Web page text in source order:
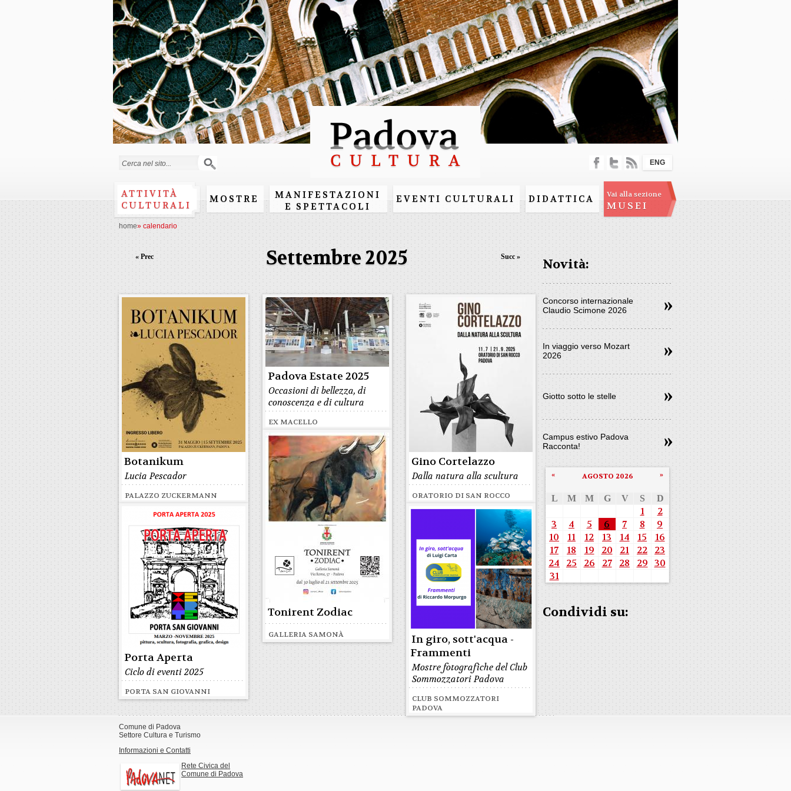
Salta al
contenuto
principale
Form di ricerca
ATTIVITÀ
CULTURALI
MOSTRE
MANIFESTAZIONI
E SPETTACOLI
EVENTI CULTURALI DIDATTICA Vai alla sezione
MUSEI
ENG
home» calendario
Settembre 2025
« Prec Succ »
Botanikum
Lucia Pescador
PALAZZO ZUCKERMANN
Padova Estate 2025
Occasioni di bellezza, di
conoscenza e di cultura
EX MACELLO
Gino Cortelazzo
Dalla natura alla scultura
ORATORIO DI SAN ROCCO
Tonirent Zodiac
GALLERIA SAMONÀ
Porta Aperta
Ciclo di eventi 2025
PORTA SAN GIOVANNI
In giro, sott'acqua -
Frammenti
Mostre fotografiche del Club
Sommozzatori Padova
CLUB SOMMOZZATORI
PADOVA
Novità:
Concorso internazionale
Claudio Scimone 2026
In viaggio verso Mozart
2026
Giotto sotto le stelle
Campus estivo Padova
Racconta!
AGOSTO 2026
« »
L M M G V S D
1
2
3
4 5 6 7 8
9
10
11 12 13 14 15
16
17
18 19 20 21 22
23
24
25 26 27 28 29 30
31
Condividi su:
Comune di Padova
Settore Cultura e Turismo
Informazioni e Contatti
Rete Civica del
Comune di Padova